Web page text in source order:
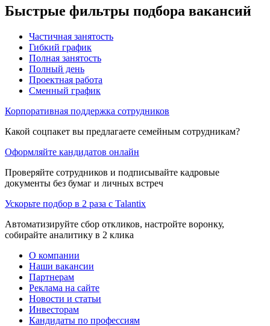
Быстрые фильтры подбора вакансий
Частичная занятость
Гибкий график
Полная занятость
Полный день
Проектная работа
Сменный график
Корпоративная поддержка сотрудников
Какой соцпакет вы предлагаете семейным сотрудникам?
Оформляйте кандидатов онлайн
Проверяйте сотрудников и подписывайте кадровые
документы без бумаг и личных встреч
Ускорьте подбор в 2 раза с Talantix
Автоматизируйте сбор откликов, настройте воронку,
собирайте аналитику в 2 клика
О компании
Наши вакансии
Партнерам
Реклама на сайте
Новости и статьи
Инвесторам
Кандидаты по профессиям